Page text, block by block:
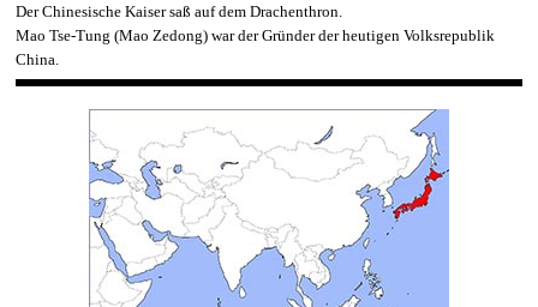
Der Chinesische Kaiser saß auf dem Drachenthron.
Mao Tse-Tung (Mao Zedong) war der Gründer der heutigen Volksrepublik
China.